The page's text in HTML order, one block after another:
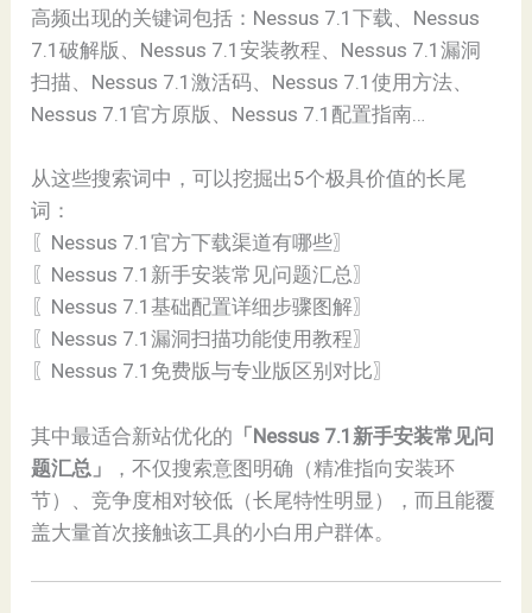
高频出现的关键词包括：Nessus 7.1下载、Nessus
7.1破解版、Nessus 7.1安装教程、Nessus 7.1漏洞
扫描、Nessus 7.1激活码、Nessus 7.1使用方法、
Nessus 7.1官方原版、Nessus 7.1配置指南…
从这些搜索词中，可以挖掘出5个极具价值的长尾
词：
〖Nessus 7.1官方下载渠道有哪些〗
〖Nessus 7.1新手安装常见问题汇总〗
〖Nessus 7.1基础配置详细步骤图解〗
〖Nessus 7.1漏洞扫描功能使用教程〗
〖Nessus 7.1免费版与专业版区别对比〗
其中最适合新站优化的 「Nessus 7.1新手安装常见问
题汇总」
，不仅搜索意图明确（精准指向安装环
节）、竞争度相对较低（长尾特性明显），而且能覆
盖大量首次接触该工具的小白用户群体。